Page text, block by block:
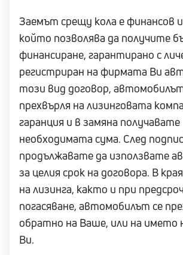
Заемът срещу кола е финансов
който позволява да получите
финансиране, гарантирано с
регистриран на фирмата Ви
този вид договор,
прехвърля на лизинговата
гаранция и в замяна получавате
необходимата сума. След
продължавате да използвате
за целия срок на договора. В
на лизинга, както и при
погасяване, автомобилът се
обратно на Ваше, или на името
Ви.